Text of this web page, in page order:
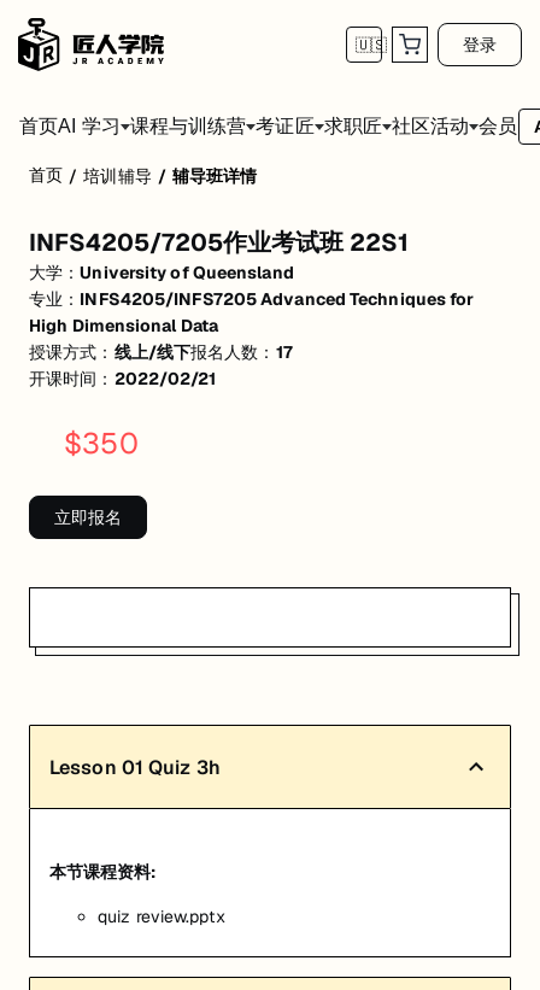
🇺🇸 登录
首页AI 学习 课程与训练营 考证匠 求职匠 社区活动 会员
活动形式: 线上/线下
开始日期: 2022/2/21
已有 17 名同学报名参加
关联大学:University of Queensland
关联课程: INFS4205/INFS7205 Advanced Techniques for High
首页 / 培训辅导 / 辅导班详情
INFS4205/7205作业考试班 22S1
大学：University of Queensland
专业： INFS4205/INFS7205 Advanced Techniques for
High Dimensional Data
授课方式： 线上/线下报名人数： 17
开课时间： 2022/02/21
$350
立即报名
Lesson 01 Quiz 3h
本节课程资料:
quiz review.pptx